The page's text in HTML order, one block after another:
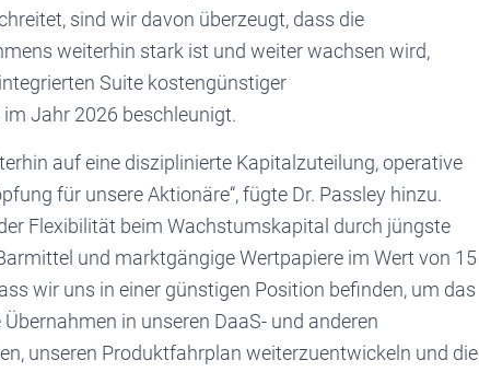
sind wir davon überzeugt, dass die
weiterhin stark ist und weiter wachsen wird,
Suite kostengünstiger
Jahr 2026 beschleunigt.
auf eine disziplinierte Kapitalzuteilung, operative
für unsere Aktionäre“, fügte Dr. Passley hinzu.
Flexibilität beim Wachstumskapital durch jüngste
und marktgängige Wertpapiere im Wert von 15
wir uns in einer günstigen Position befinden, um das
in unseren DaaS- und anderen
unseren Produktfahrplan weiterzuentwickeln und die